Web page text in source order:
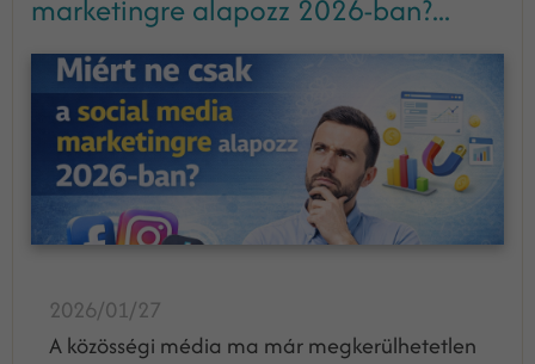
marketingre alapozz 2026-ban?...
2026/01/27
A közösségi média ma már megkerülhetetlen